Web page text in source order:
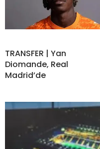
TRANSFER | Yan
Diomande, Real
Madrid’de